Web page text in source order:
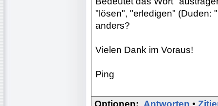
"lösen", "erledigen" (Duden:
anders?
Vielen Dank im Voraus!
Ping
Optionen: Antworten •